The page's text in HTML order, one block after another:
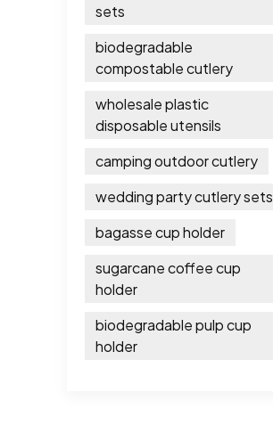
sets
biodegradable
compostable cutlery
wholesale plastic
disposable utensils
camping outdoor cutlery
wedding party cutlery sets
bagasse cup holder
sugarcane coffee cup
holder
biodegradable pulp cup
holder